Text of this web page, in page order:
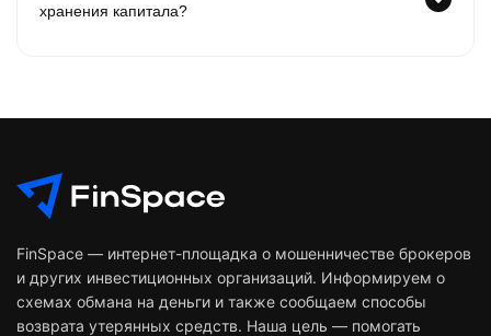
хранения капитала?
FinSpace — интернет-площадка о мошенничестве брокеров
и других инвестиционных организаций. Информируем о
схемах обмана на деньги и также сообщаем способы
возврата утерянных средств. Наша цель — помогать